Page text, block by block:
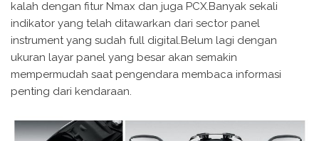
kalah dengan fitur Nmax dan juga PCX.Banyak sekali
indikator yang telah ditawarkan dari sector panel
instrument yang sudah full digital.Belum lagi dengan
ukuran layar panel yang besar akan semakin
mempermudah saat pengendara membaca informasi
penting dari kendaraan.